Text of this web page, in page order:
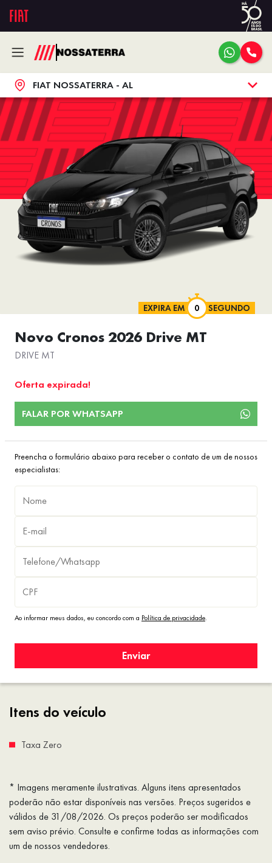
FIAT NOSSATERRA - AL
Itens do veículo
Taxa Zero
* Imagens meramente ilustrativas. Alguns itens apresentados
poderão não estar disponíveis nas versões. Preços sugeridos e
válidos de 31/08/2026. Os preços poderão ser modificados
sem aviso prévio. Consulte e confirme todas as informações com
um de nossos vendedores.
EXPIRA EM SEGUNDO
Novo Cronos 2026 Drive MT
DRIVE MT
Oferta expirada!
FALAR POR WHATSAPP
Preencha o formulário abaixo para receber o contato de um de nossos
especialistas:
Ao informar meus dados, eu concordo com a Política de privacidade.
Enviar